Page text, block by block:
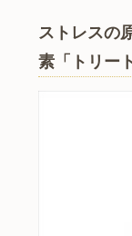
ストレスの
素「トリー